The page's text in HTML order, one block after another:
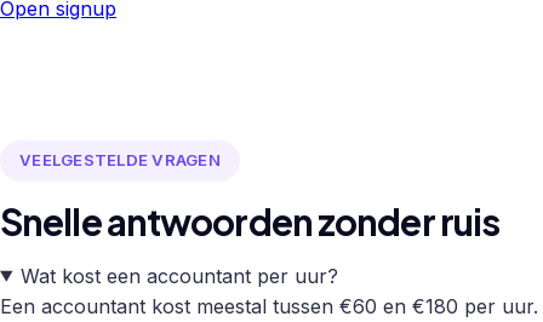
Open signup
VEELGESTELDE VRAGEN
Snelle antwoorden zonder ruis
Wat kost een accountant per uur?
Een accountant kost meestal tussen €60 en €180 per uur.